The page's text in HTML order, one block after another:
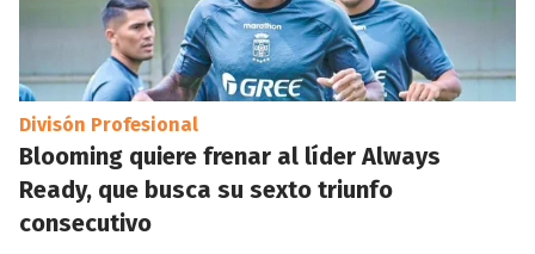
Divisón Profesional
Blooming quiere frenar al líder Always
Ready, que busca su sexto triunfo
consecutivo